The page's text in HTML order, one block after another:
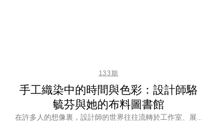
133期
手工織染中的時間與色彩：設計師駱
毓芬與她的布料圖書館
在許多人的想像裏，設計師的世界往往流轉於工作室、展…